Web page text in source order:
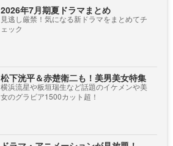
2026年7月期夏ドラマまとめ
見逃し厳禁！気になる新ドラマをまとめてチ
ェック
松下洸平＆赤楚衛二も！美男美女特集
横浜流星や板垣瑞生など話題のイケメンや美
女のグラビア1500カット超！